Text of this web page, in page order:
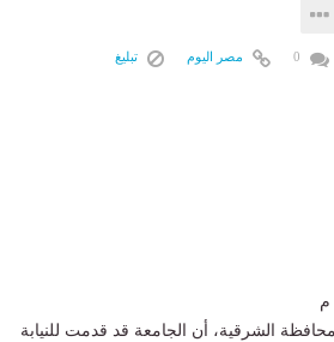
مصر اليوم تبليغ
الشرقية، أن الجامعة قد قدمت للنيابة